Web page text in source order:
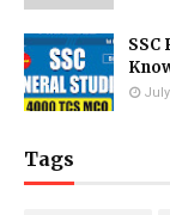
SSC
Tags